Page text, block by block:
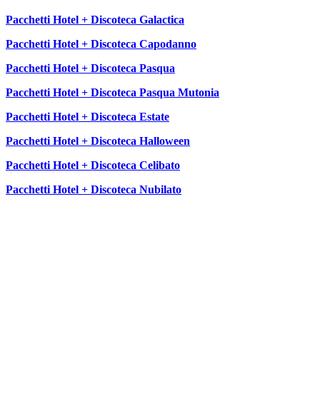
Pacchetti Hotel + Discoteca Galactica
Pacchetti Hotel + Discoteca Capodanno
Pacchetti Hotel + Discoteca Pasqua
Pacchetti Hotel + Discoteca Pasqua Mutonia
Pacchetti Hotel + Discoteca Estate
Pacchetti Hotel + Discoteca Halloween
Pacchetti Hotel + Discoteca Celibato
Pacchetti Hotel + Discoteca Nubilato